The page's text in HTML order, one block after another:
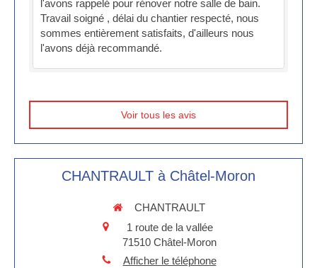
l'avons rappelé pour rénover notre salle de bain.
Travail soigné , délai du chantier respecté, nous
sommes entièrement satisfaits, d'ailleurs nous
l'avons déjà recommandé.
Voir tous les avis
CHANTRAULT à Châtel-Moron
CHANTRAULT
1 route de la vallée
71510 Châtel-Moron
Afficher le téléphone